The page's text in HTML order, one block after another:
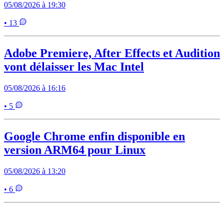
05/08/2026 à 19:30
• 13
Adobe Premiere, After Effects et Audition
vont délaisser les Mac Intel
05/08/2026 à 16:16
• 5
Google Chrome enfin disponible en
version ARM64 pour Linux
05/08/2026 à 13:20
• 6